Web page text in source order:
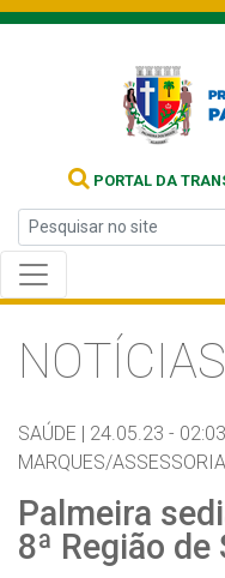
PORTAL DA
NOTÍCIAS
SAÚDE | 24.05.23 -
MARQUES/ASSESSORIA
Palmeira
8ª Região de